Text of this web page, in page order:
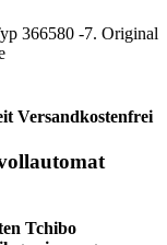
366580 -7. Original
Versandkostenfrei
Tchibo